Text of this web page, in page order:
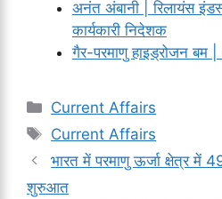
अनंत अंबानी | रिलायंस
कार्यकारी निदेशक
गैर-परमाणु हाइड्रोजन बम |
Categories
Current Affairs
Tags
Current Affairs
भारत में परमाणु ऊर्जा क्षेत्र में
शुरुआत